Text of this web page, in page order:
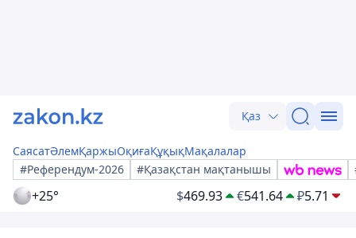
Қаз
СаясатӘлемҚаржыОқиғаҚұқықМақалалар
#Референдум-2026
#Қазақстан мақтанышы
+25° $469.93 €541.64 ₽5.71